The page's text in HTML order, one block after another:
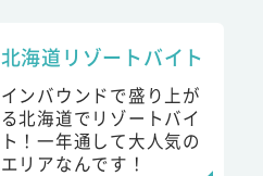
北海道リゾートバイト
インバウンドで盛り上が
る北海道でリゾートバイ
ト！一年通して大人気の
エリアなんです！